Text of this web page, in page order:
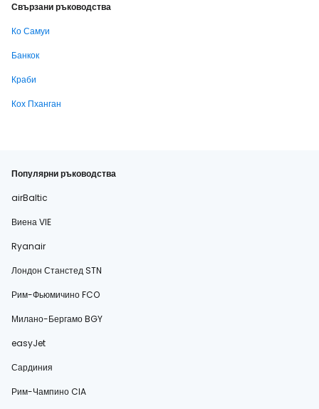
Свързани ръководства
Ко Самуи
Банкок
Краби
Кох Пханган
Популярни ръководства
airBaltic
Виена VIE
Ryanair
Лондон Станстед STN
Рим-Фьюмичино FCO
Милано-Бергамо BGY
easyJet
Сардиния
Рим-Чампино CIA